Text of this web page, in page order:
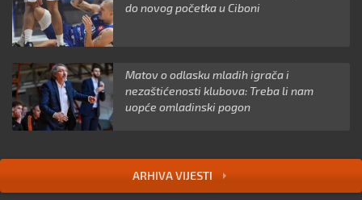
do novog početka u Ciboni
Matov o odlasku mladih igrača i
nezaštićenosti klubova: Treba li nam
uopće omladinski pogon
ARHIVA VIJESTI